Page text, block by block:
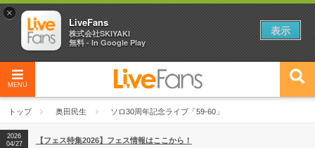
MENU
トップ 奥田民生 ソロ30周年記念ライブ「59-60」
2026
04/27
2026
【ライブ動員ランキング】2026年上半期編発表！
2026
04/27
【フェス特集2026】フェス情報はここから！
×
LiveFans
株式会社SKIYAKI
無料 - In Google Play
表示